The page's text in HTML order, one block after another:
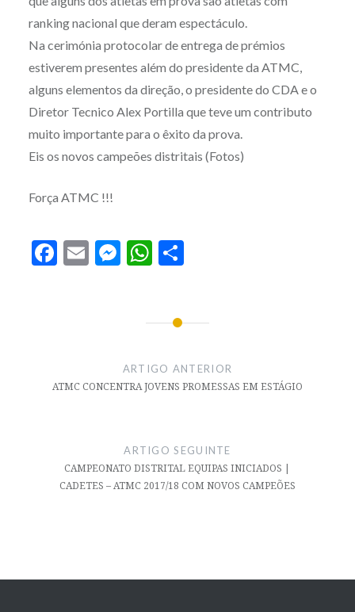
ranking nacional que deram espectáculo.
Na cerimónia protocolar de entrega de prémios
estiverem presentes além do presidente da ATMC,
alguns elementos da direção, o presidente do CDA e o
Diretor Tecnico Alex Portilla que teve um contributo
muito importante para o êxito da prova.
Eis os novos campeões distritais (Fotos)
Força ATMC !!!
Facebook
EmailMessenger
WhatsApp
Partilhar
ARTIGO ANTERIOR
ATMC CONCENTRA JOVENS PROMESSAS EM ESTÁGIO
ARTIGO SEGUINTE
CAMPEONATO DISTRITAL EQUIPAS INICIADOS |
CADETES – ATMC 2017/18 COM NOVOS CAMPEÕES